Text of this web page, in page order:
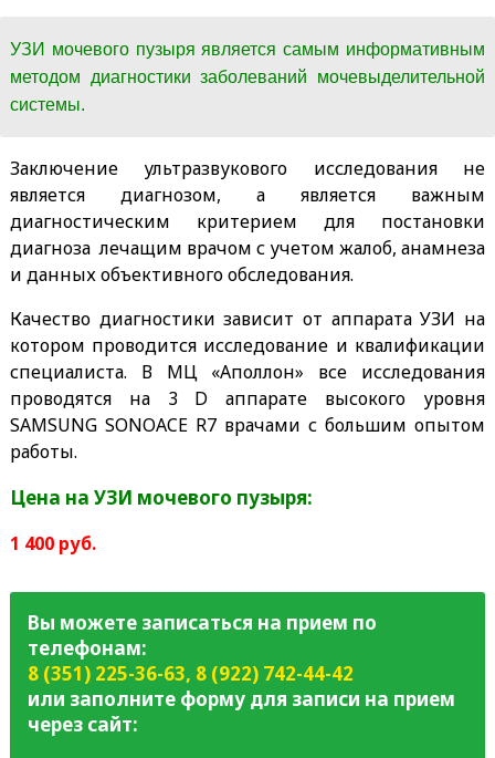
УЗИ мочевого пузыря является самым информативным
методом диагностики заболеваний мочевыделительной
системы.
Заключение ультразвукового исследования не
является диагнозом, а является важным
диагностическим критерием для постановки
диагноза лечащим врачом с учетом жалоб, анамнеза
и данных объективного обследования.
Качество диагностики зависит от аппарата УЗИ на
котором проводится исследование и квалификации
специалиста. В МЦ «Аполлон» все исследования
проводятся на 3 D аппарате высокого уровня
SAMSUNG SONOACE R7 врачами с большим опытом
работы.
Цена на УЗИ мочевого пузыря:
1 400 руб.
Вы можете записаться на прием по
телефонам:
8 (351) 225-36-63, 8 (922) 742-44-42
или заполните форму для записи на прием
через сайт: